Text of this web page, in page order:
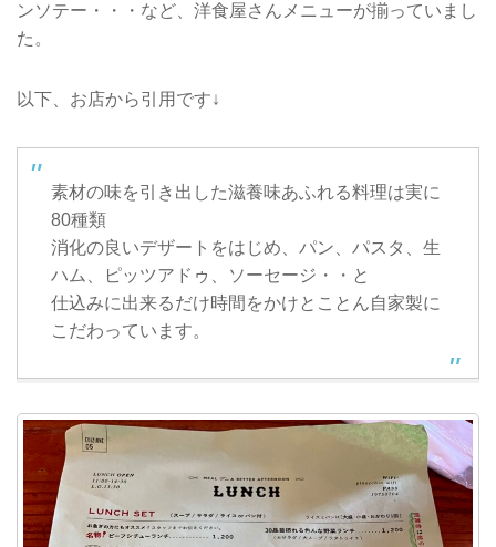
ンソテー・・・など、洋食屋さんメニューが揃っていまし
た。
以下、お店から引用です↓
素材の味を引き出した滋養味あふれる料理は実に
80種類
消化の良いデザートをはじめ、パン、パスタ、生
ハム、ピッツアドゥ、ソーセージ・・と
仕込みに出来るだけ時間をかけとことん自家製に
こだわっています。